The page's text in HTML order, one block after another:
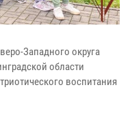
Западного округа
области
воспитания